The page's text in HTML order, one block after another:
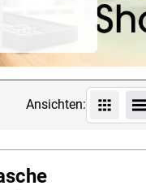
Ansichten: